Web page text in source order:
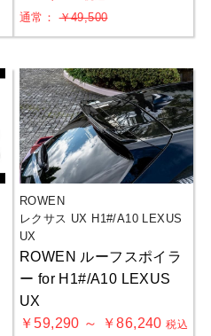
通常：￥49,500
ROWEN
レクサス UX H1#/A10 LEXUS
UX
ROWEN ルーフスポイラ
ー for H1#/A10 LEXUS
UX
￥59,290 ～ ￥86,240税込